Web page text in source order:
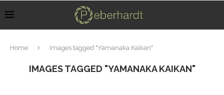
Home Images tagged "Yamanaka Kaikan"
IMAGES TAGGED "YAMANAKA KAIKAN"